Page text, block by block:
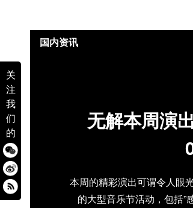
关
注
我
们
的
无解本周演
本周的精彩演出可谓令人眼
的大型音乐节活动，包括”
国内资讯